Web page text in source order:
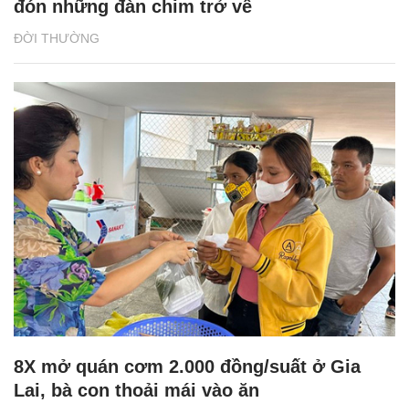
ĐỜI THƯỜNG
đón những đàn chim trở về
8X mở quán cơm 2.000 đồng/suất ở Gia
Lai, bà con thoải mái vào ăn